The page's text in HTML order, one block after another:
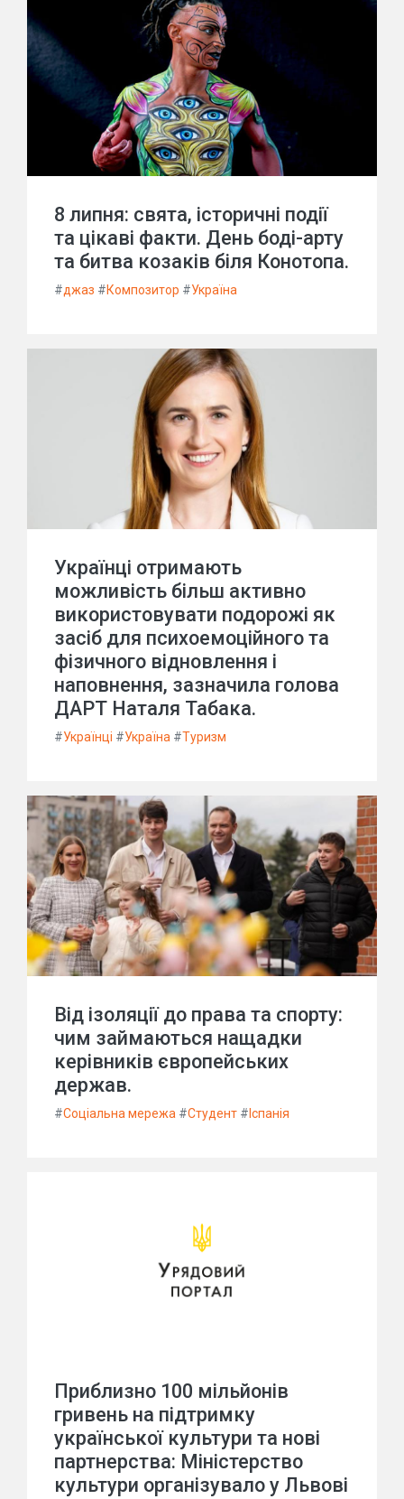
8 липня: свята, історичні події
та цікаві факти. День боді-арту
та битва козаків біля Конотопа.
#джаз #Композитор #Україна
Українці отримають
можливість більш активно
використовувати подорожі як
засіб для психоемоційного та
фізичного відновлення і
наповнення, зазначила голова
ДАРТ Наталя Табака.
#Українці #Україна #Туризм
Від ізоляції до права та спорту:
чим займаються нащадки
керівників європейських
держав.
#Соціальна мережа #Студент # Іспанія
Приблизно 100 мільйонів
гривень на підтримку
української культури та нові
партнерства: Міністерство
культури організувало у Львові